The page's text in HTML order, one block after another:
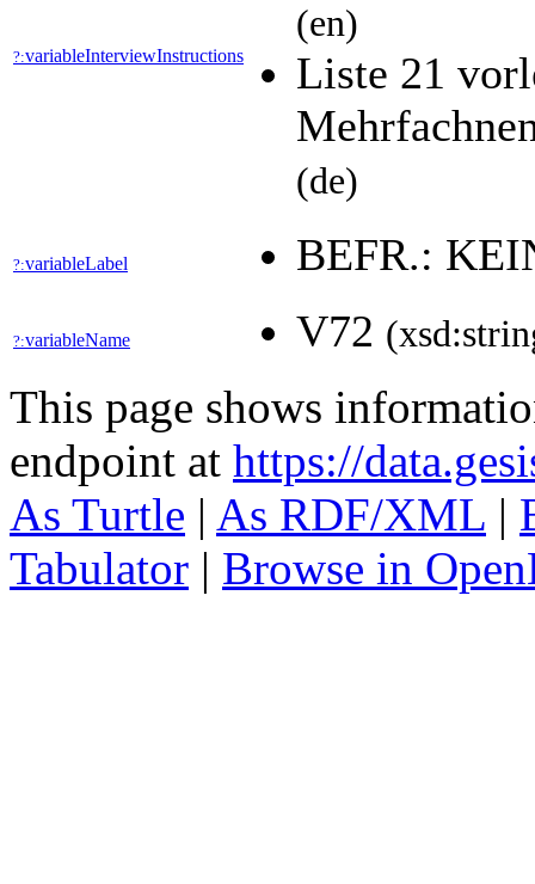
?:variableInterviewInstructions
(en)
Liste 21
(de)
?:variableLabel BEFR.:
?:variableName V72
This page shows
endpoint at https://
As Turtle | As RDF/XML |
Tabulator | Browse in